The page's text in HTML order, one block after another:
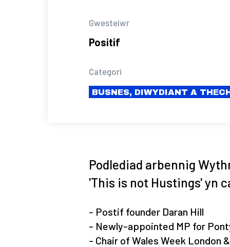
Gwesteiwr
Positif
Categori
BUSNES, DIWYDIANT A
Podlediad arbennig
'This is not Hustings' yn
- Postif founder Daran Hill
- Newly-appointed MP for
- Chair of Wales Week London